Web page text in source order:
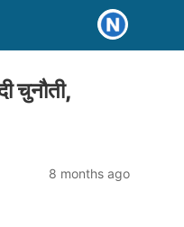
चुनौती,
8 months ago